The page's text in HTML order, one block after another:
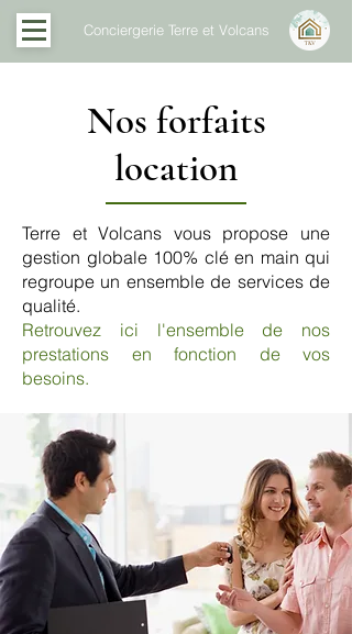
Conciergerie Terre et Volcans
Nos forfaits
location
Terre et Volcans vous propose une
gestion globale 100% clé en main qui
regroupe un ensemble de services de
qualité.
Retrouvez ici l'ensemble de nos
prestations en fonction de vos
besoins.